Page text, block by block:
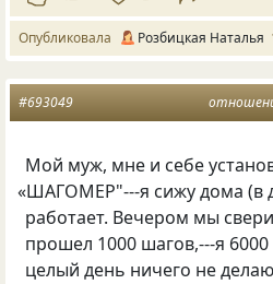
Опубликовала Розбицкая Наталья
#693049
Мой муж, мне и себе
«ШАГОМЕР"---я сижу дома (в
работает. Вечером мы
прошел 1000 шагов,---я
целый день ничего не